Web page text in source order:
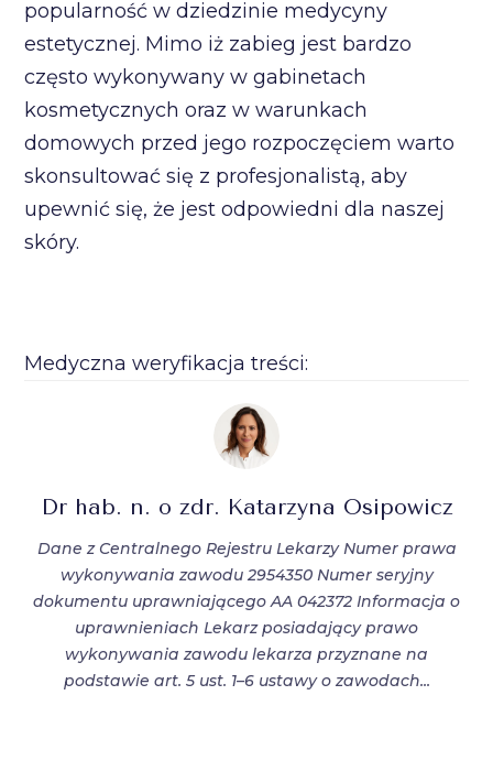
popularność w dziedzinie medycyny
estetycznej. Mimo iż zabieg jest bardzo
często wykonywany w gabinetach
kosmetycznych oraz w warunkach
domowych przed jego rozpoczęciem warto
skonsultować się z profesjonalistą, aby
upewnić się, że jest odpowiedni dla naszej
skóry.
Medyczna weryfikacja treści:
Dr hab. n. o zdr. Katarzyna Osipowicz
Dane z Centralnego Rejestru Lekarzy Numer prawa
wykonywania zawodu 2954350 Numer seryjny
dokumentu uprawniającego AA 042372 Informacja o
uprawnieniach Lekarz posiadający prawo
wykonywania zawodu lekarza przyznane na
podstawie art. 5 ust. 1–6 ustawy o zawodach...